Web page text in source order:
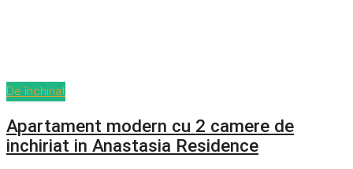
De închiriat
Apartament modern cu 2 camere de
inchiriat in Anastasia Residence